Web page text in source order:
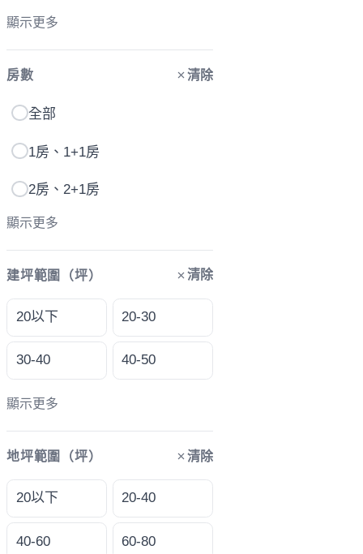
顯示更多
房數 清除
全部
1房、1+1房
2房、2+1房
顯示更多
建坪範圍（坪） 清除
20以下 20-30
30-40 40-50
顯示更多
地坪範圍（坪） 清除
20以下 20-40
40-60 60-80